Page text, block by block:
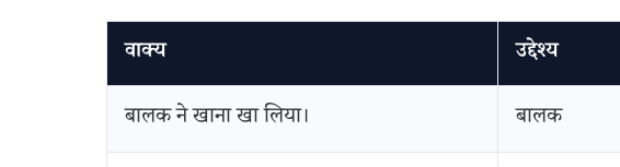
वाक्य उद्देश्य
बालक ने खाना खा लिया।
बालक